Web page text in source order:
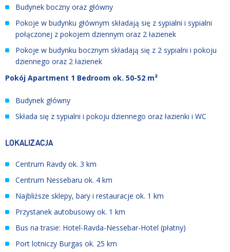
Budynek boczny oraz główny
Pokoje w budynku głównym składają się z sypialni i sypialni
połączonej z pokojem dziennym oraz 2 łazienek
Pokoje w budynku bocznym składają się z 2 sypialni i pokoju
dziennego oraz 2 łazienek
Pokój Apartment 1 Bedroom ok. 50-52 m²
Budynek główny
Składa się z sypialni i pokoju dziennego oraz łazienki i WC
LOKALIZACJA
Centrum Ravdy ok. 3 km
Centrum Nessebaru ok. 4 km
Najbliższe sklepy, bary i restauracje ok. 1 km
Przystanek autobusowy ok. 1 km
Bus na trasie: Hotel-Ravda-Nessebar-Hotel (płatny)
Port lotniczy Burgas ok. 25 km